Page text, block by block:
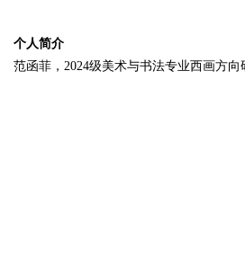
个人简介
范函菲，2024级美术与书法专业西画方向